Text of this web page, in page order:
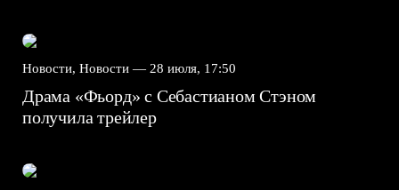
Новости, Новости — 28 июля, 17:50
Драма «Фьорд» с Себастианом Стэном
получила трейлер